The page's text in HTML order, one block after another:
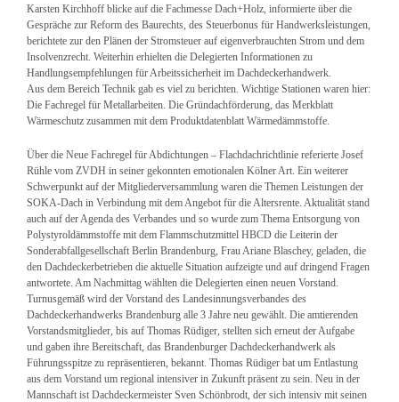
Karsten Kirchhoff blicke auf die Fachmesse Dach+Holz, informierte über die
Gespräche zur Reform des Baurechts, des Steuerbonus für Handwerksleistungen,
berichtete zur den Plänen der Stromsteuer auf eigenverbrauchten Strom und dem
Insolvenzrecht. Weiterhin erhielten die Delegierten Informationen zu
Handlungsempfehlungen für Arbeitssicherheit im Dachdeckerhandwerk.
Aus dem Bereich Technik gab es viel zu berichten. Wichtige Stationen waren hier:
Die Fachregel für Metallarbeiten. Die Gründachförderung, das Merkblatt
Wärmeschutz zusammen mit dem Produktdatenblatt Wärmedämmstoffe.
Über die Neue Fachregel für Abdichtungen – Flachdachrichtlinie referierte Josef
Rühle vom ZVDH in seiner gekonnten emotionalen Kölner Art. Ein weiterer
Schwerpunkt auf der Mitgliederversammlung waren die Themen Leistungen der
SOKA-Dach in Verbindung mit dem Angebot für die Altersrente. Aktualität stand
auch auf der Agenda des Verbandes und so wurde zum Thema Entsorgung von
Polystyroldämmstoffe mit dem Flammschutzmittel HBCD die Leiterin der
Sonderabfallgesellschaft Berlin Brandenburg, Frau Ariane Blaschey, geladen, die
den Dachdeckerbetrieben die aktuelle Situation aufzeigte und auf dringend Fragen
antwortete. Am Nachmittag wählten die Delegierten einen neuen Vorstand.
Turnusgemäß wird der Vorstand des Landesinnungsverbandes des
Dachdeckerhandwerks Brandenburg alle 3 Jahre neu gewählt. Die amtierenden
Vorstandsmitglieder, bis auf Thomas Rüdiger, stellten sich erneut der Aufgabe
und gaben ihre Bereitschaft, das Brandenburger Dachdeckerhandwerk als
Führungsspitze zu repräsentieren, bekannt. Thomas Rüdiger bat um Entlastung
aus dem Vorstand um regional intensiver in Zukunft präsent zu sein. Neu in der
Mannschaft ist Dachdeckermeister Sven Schönbrodt, der sich intensiv mit seinen